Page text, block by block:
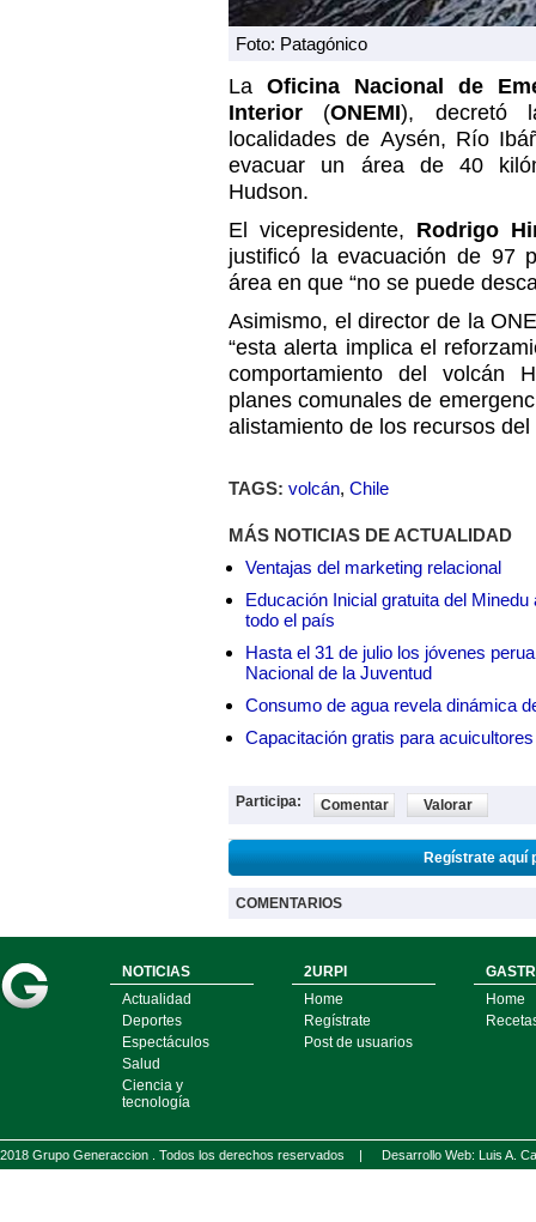
Foto: Patagónico
La Oficina Nacional de
Interior (ONEMI), decretó
localidades de Aysén, Río
evacuar un área de 40
Hudson.
El vicepresidente, Rodrigo
justificó la evacuación de 97
área en que “no se puede
Asimismo, el director de la
“esta alerta implica el
comportamiento del volcán
planes comunales de
alistamiento de los recursos
TAGS: volcán, Chile
MÁS NOTICIAS DE ACTUALIDAD
Ventajas del marketing relacional
Educación Inicial gratuita del
todo el país
Hasta el 31 de julio los jóvenes
Nacional de la Juventud
Consumo de agua revela dinámica
Capacitación gratis para
Participa: Comentar Valorar
Regístrate aquí
COMENTARIOS
NOTICIAS
Actualidad
Deportes
Espectáculos
Salud
Ciencia y
tecnología
2URPI
Home
Regístrate
Post de usuarios
Home
2018 Grupo Generaccion . Todos los derechos reservados | Desarrollo Web: Luis